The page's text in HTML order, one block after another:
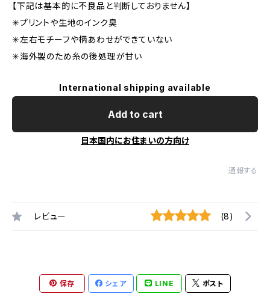
【下記は基本的に不良品と判断しておりません】
✳︎プリントや生地のインク臭
✳︎左右モチーフや柄あわせができていない
✳︎海外製のため糸の後処理が甘い
International shipping available
Add to cart
日本国内にお住まいの方向け
通報する
レビュー (8)
保存 シェア LINE ポスト